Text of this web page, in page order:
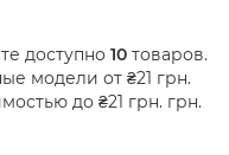
доступно 10 товаров.
модели от ₴21 грн.
до ₴21 грн. грн.